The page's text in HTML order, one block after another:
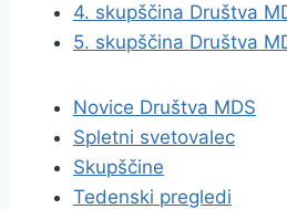
4. skupščina Društva
5. skupščina Društva
Novice Društva MDS
Spletni svetovalec
Skupščine
Tedenski pregledi